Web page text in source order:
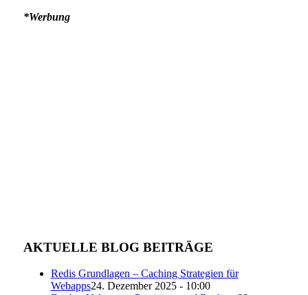
*Werbung
AKTUELLE BLOG BEITRÄGE
Redis Grundlagen – Caching Strategien für
Webapps24. Dezember 2025 - 10:00